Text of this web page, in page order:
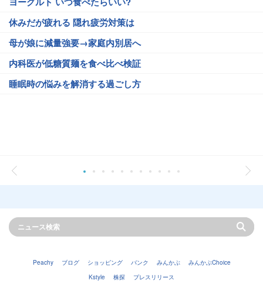
休みだが疲れる 隠れ疲労対策は
母が娘に減量強要→家庭内別居へ
内科医が低糖質麺を食べ比べ検証
睡眠時の悩みを解消する過ごし方
Peachy ブログ ショッピング バンク みんかぶ
みんかぶChoice
Kstyle
株探 プレスリリース